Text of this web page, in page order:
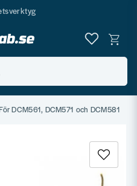
999 SEK*
för alla
DCM561, DCM571 och DCM581